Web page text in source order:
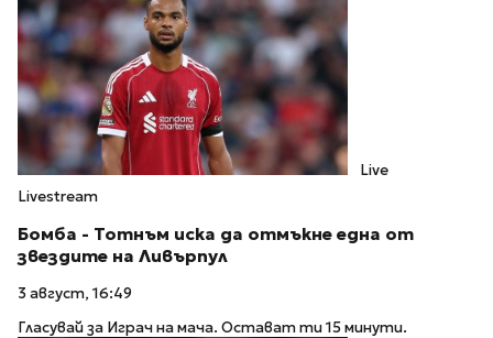
Live
Livestream
Бомба - Тотнъм иска да отмъкне една от
звездите на Ливърпул
3 август, 16:49
Гласувай за Играч на мача. Остават ти 15 минути.